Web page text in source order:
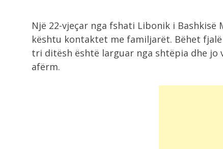
Një 22-vjeçar nga fshati Libonik i
kështu kontaktet me familjarët. Bëhet
tri ditësh është larguar nga shtëpia dhe
afërm.
Aksident i rëndë në Itali, humb
jetën...